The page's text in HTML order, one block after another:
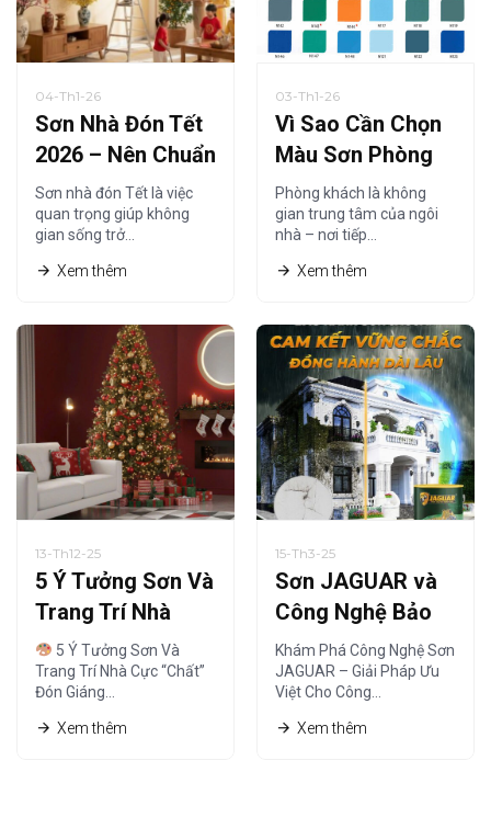
04-Th1-26
Sơn Nhà Đón Tết
2026 – Nên Chuẩn
Bị Từ Khi Nào Là
Hợp Lý?
Sơn nhà đón Tết là việc
quan trọng giúp không
gian sống trở…
Xem thêm
03-Th1-26
Vì Sao Cần Chọn
Màu Sơn Phòng
Khách Phù Hợp
Năm 2026?
Phòng khách là không
gian trung tâm của ngôi
nhà – nơi tiếp…
Xem thêm
13-Th12-25
5 Ý Tưởng Sơn Và
Trang Trí Nhà
Cực “Chất” Đón
Giáng Sinh Ấm Áp
5 Ý Tưởng Sơn Và
Trang Trí Nhà Cực “Chất”
Đón Giáng…
Xem thêm
15-Th3-25
Sơn JAGUAR và
Công Nghệ Bảo
Vệ – Giải Pháp Tối
Ưu
Khám Phá Công Nghệ Sơn
JAGUAR – Giải Pháp Ưu
Việt Cho Công…
Xem thêm